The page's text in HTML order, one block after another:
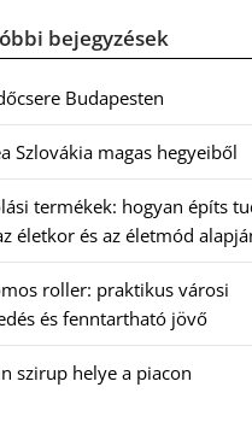
bejegyzések
Budapesten
Szlovákia magas hegyeiből
termékek: hogyan építs
életkor és az életmód
roller: praktikus városi
és fenntartható jövő
szirup helye a piacon